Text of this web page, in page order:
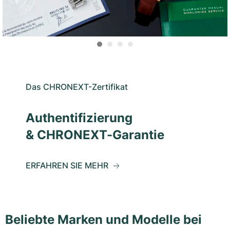
Das CHRONEXT-Zertifikat
Authentifizierung
& CHRONEXT-Garantie
ERFAHREN SIE MEHR
Beliebte Marken und Modelle bei